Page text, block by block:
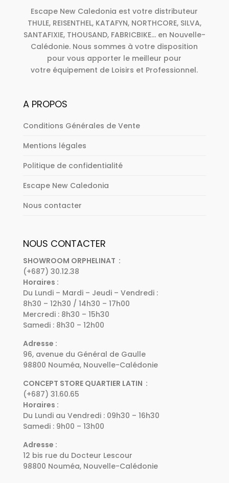
Escape New Caledonia est votre distributeur
THULE, REISENTHEL, KATAFYN, NORTHCORE, SILVA,
SANTAFIXIE, THOUSAND, FABRICBIKE... en Nouvelle-
Calédonie. Nous sommes à votre disposition
pour vous apporter le meilleur pour
votre équipement de Loisirs et Professionnel.
A PROPOS
Conditions Générales de Vente
Mentions légales
Politique de confidentialité
Escape New Caledonia
Nous contacter
NOUS CONTACTER
SHOWROOM ORPHELINAT :
(+687) 30.12.38
Horaires :
Du Lundi – Mardi – Jeudi – Vendredi :
8h30 – 12h30 / 14h30 – 17h00
Mercredi : 8h30 – 15h30
Samedi : 8h30 – 12h00
Adresse :
96, avenue du Général de Gaulle
98800 Nouméa, Nouvelle-Calédonie
CONCEPT STORE QUARTIER LATIN :
(+687) 31.60.65
Horaires :
Du Lundi au Vendredi : 09h30 – 16h30
Samedi : 9h00 – 13h00
Adresse :
12 bis rue du Docteur Lescour
98800 Nouméa, Nouvelle-Calédonie